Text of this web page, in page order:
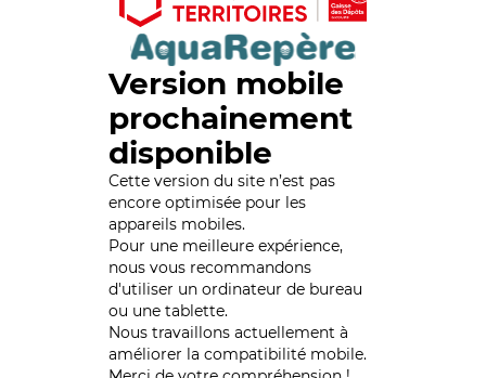
Version mobile
prochainement
disponible
Cette version du site n’est pas
encore optimisée pour les
appareils mobiles.
Pour une meilleure expérience,
nous vous recommandons
d'utiliser un ordinateur de bureau
ou une tablette.
Nous travaillons actuellement à
améliorer la compatibilité mobile.